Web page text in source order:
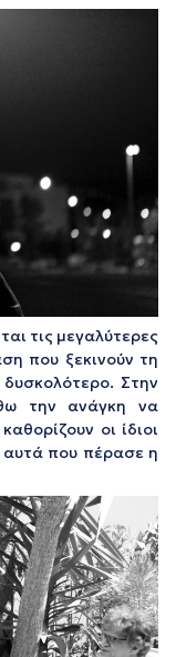
τις μεγαλύτερες
που ξεκινούν τη
Στην
την ανάγκη να
οι ίδιοι
αυτά που πέρασε η